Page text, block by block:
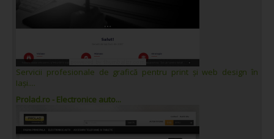
Servicii profesionale de grafică pentru print și web design în
Iași....
Prolad.ro - Electronice auto...